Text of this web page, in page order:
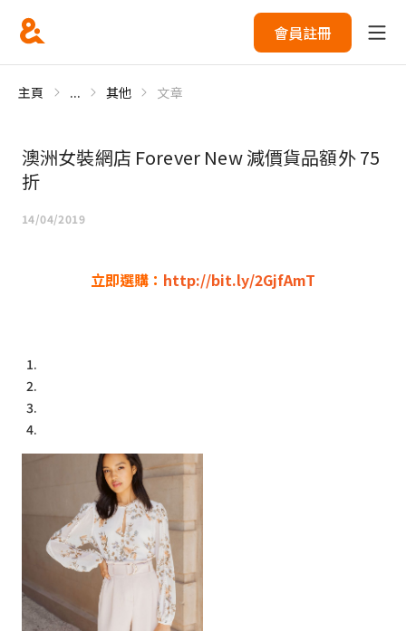
會員註冊
主頁 ... 其他 文章
澳洲女裝網店 Forever New 減價貨品額外 75
折
14/04/2019
立即選購： http://bit.ly/2GjfAmT